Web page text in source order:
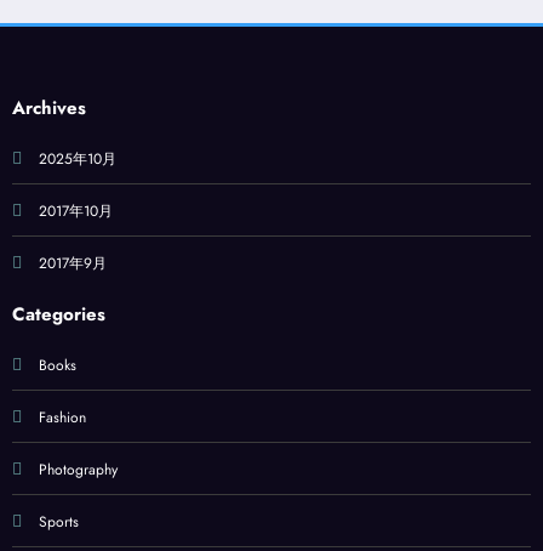
Archives
2025年10月
2017年10月
2017年9月
Categories
Books
Fashion
Photography
Sports